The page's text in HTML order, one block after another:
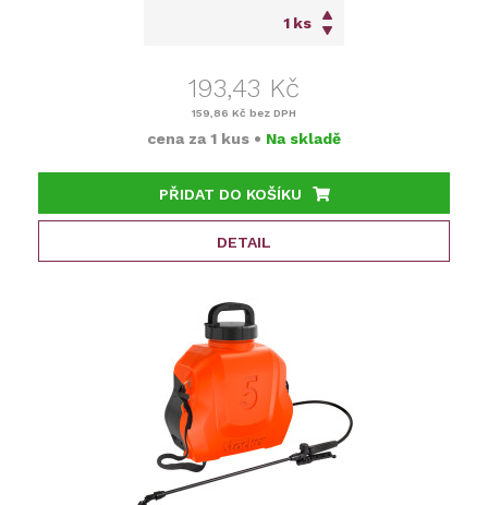
ks
193,43 Kč
159,86 Kč bez DPH
cena za 1 kus • Na skladě
PŘIDAT DO KOŠÍKU
DETAIL